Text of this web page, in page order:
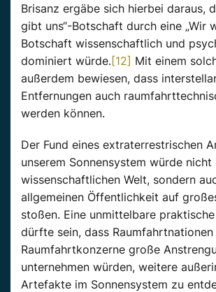
Brisanz ergäbe sich hierbei daraus,
gibt uns“-Botschaft durch eine „Wir
Botschaft wissenschaftlich und
dominiert würde.[12] Mit einem
außerdem bewiesen, dass
Entfernungen auch
werden können.
Der Fund eines extraterrestrischen
unserem Sonnensystem würde nicht
wissenschaftlichen Welt, sondern
allgemeinen Öffentlichkeit auf
stoßen. Eine unmittelbare
dürfte sein, dass Raumfahrtnationen
Raumfahrtkonzerne große
unternehmen würden, weitere
Artefakte im Sonnensystem zu